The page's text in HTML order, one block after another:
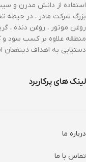
استفاده از دانش مدرن و
بزرگ شرکت مادر ، در حیطه
روغن موتور ، روغن دنده ،
منطقه علاوه بر کسب سود
دستیابی به اهداف ذینفعان
لینک های پرکاربرد
درباره ما
تماس با ما